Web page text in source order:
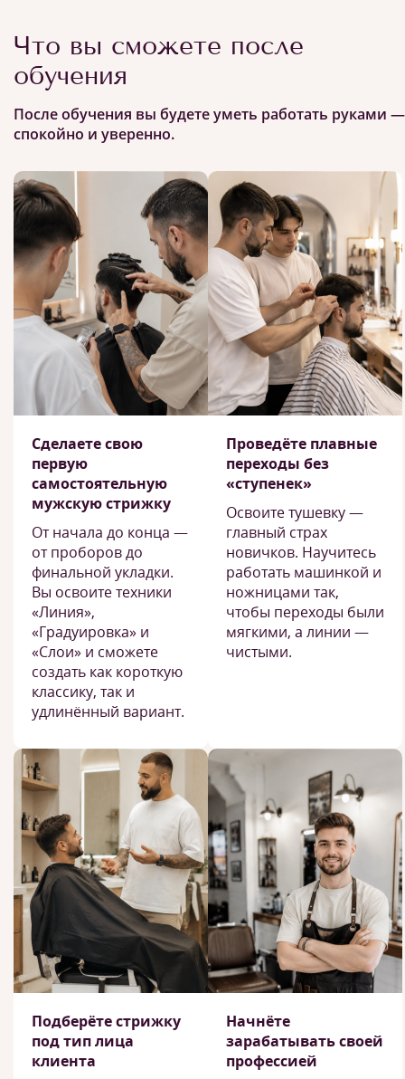
Что вы сможете после
обучения
После обучения вы будете уметь работать руками —
спокойно и уверенно.
Сделаете свою
первую
самостоятельную
мужскую стрижку
От начала до конца —
от проборов до
финальной укладки.
Вы освоите техники
«Линия»,
«Градуировка» и
«Слои» и сможете
создать как короткую
классику, так и
удлинённый вариант.
Проведёте плавные
переходы без
«ступенек»
Освоите тушевку —
главный страх
новичков. Научитесь
работать машинкой и
ножницами так,
чтобы переходы были
мягкими, а линии —
чистыми.
Подберёте стрижку
под тип лица
клиента
Начнёте
зарабатывать своей
профессией